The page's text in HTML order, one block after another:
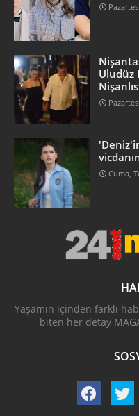
Uludüz
Cuma,
Yaşamın içinden farklı
biten her detay